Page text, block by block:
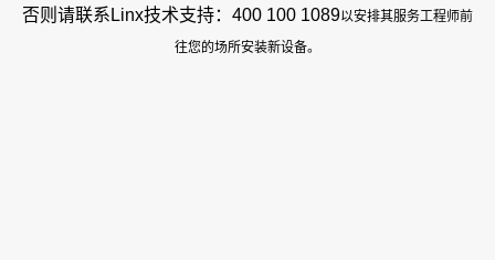
否则请联系Linx技术支持：400 100 1089以安排其服务工程师前
往您的场所安装新设备。